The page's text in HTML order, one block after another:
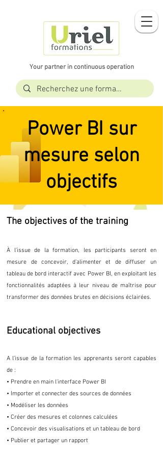
Your partner in continuous operation
Power BI sur
mesure selon
objectifs
The objectives of the training
À l'issue de la formation, les participants seront en
mesure de concevoir, d'alimenter et de diffuser un
tableau de bord interactif avec Power BI, en exploitant les
fonctionnalités adaptées à leur niveau de maîtrise pour
transformer des données brutes en décisions éclairées.
Educational objectives
A l’issue de la formation les apprenants seront capables
de :
• Prendre en main l'interface Power BI
• Importer et connecter des sources de données
• Modéliser les données
• Créer des mesures et colonnes calculées
• Concevoir des visualisations et un tableau de bord
• Publier et partager un rapport